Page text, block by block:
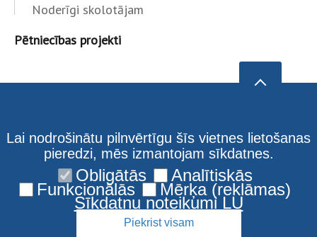
Noderīgi skolotājam
Pētniecības projekti
Lai nodrošinātu pilnvērtīgu šīs vietnes lietošanas
pieredzi, mēs izmantojam sīkdatnes.
Obligātās Analītiskās
Funkcionālās Mērķa (reklāmas)
Sīkdatņu noteikumi LU
Piekrist visam